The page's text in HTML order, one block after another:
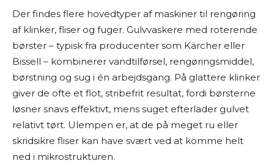
Der findes flere hovedtyper af maskiner til rengøring
af klinker, fliser og fuger. Gulvvaskere med roterende
børster – typisk fra producenter som Kärcher eller
Bissell – kombinerer vandtilførsel, rengøringsmiddel,
børstning og sug i én arbejdsgang. På glattere klinker
giver de ofte et flot, stribefrit resultat, fordi børsterne
løsner snavs effektivt, mens suget efterlader gulvet
relativt tørt. Ulempen er, at de på meget ru eller
skridsikre fliser kan have svært ved at komme helt
ned i mikrostrukturen.